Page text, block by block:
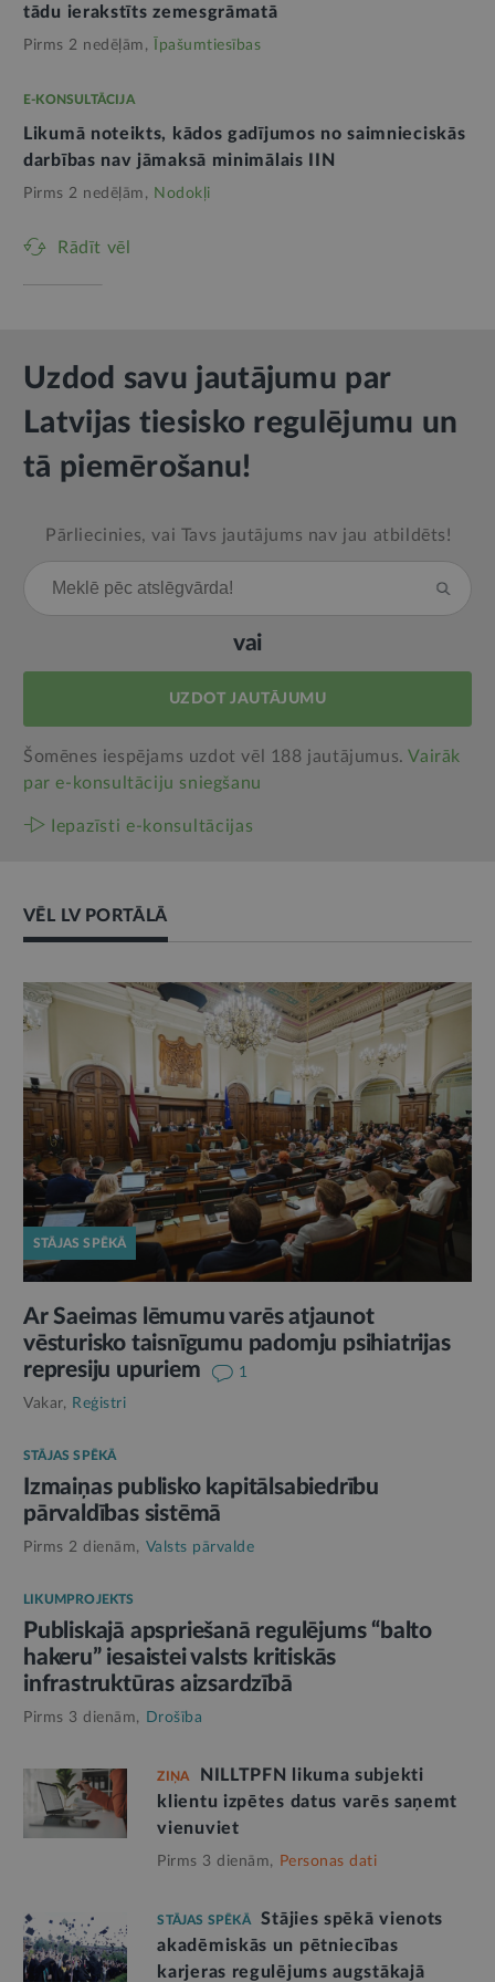
tādu ierakstīts zemesgrāmatā
Pirms 2 nedēļām, Īpašumtiesības
E-KONSULTĀCIJA
Likumā noteikts, kādos gadījumos no saimnieciskās
darbības nav jāmaksā minimālais IIN
Pirms 2 nedēļām, Nodokļi
Rādīt vēl
Uzdod savu jautājumu par
Latvijas tiesisko regulējumu un
tā piemērošanu!
Pārliecinies, vai Tavs jautājums nav jau atbildēts!
vai
UZDOT JAUTĀJUMU
Šomēnes iespējams uzdot vēl 188 jautājumus.Vairāk
par e‑konsultāciju sniegšanu
Iepazīsti e-konsultācijas
VĒL LV PORTĀLĀ
STĀJAS SPĒKĀ
Ar Saeimas lēmumu varēs atjaunot
vēsturisko taisnīgumu padomju psihiatrijas
represiju upuriem
1
Vakar, Reģistri
STĀJAS SPĒKĀ
Izmaiņas publisko kapitālsabiedrību
pārvaldības sistēmā
Pirms 2 dienām, Valsts pārvalde
LIKUMPROJEKTS
Publiskajā apspriešanā regulējums “balto
hakeru” iesaistei valsts kritiskās
infrastruktūras aizsardzībā
Pirms 3 dienām, Drošība
ZIŅA
NILLTPFN likuma subjekti
klientu izpētes datus varēs saņemt
vienuviet
Pirms 3 dienām, Personas dati
STĀJAS SPĒKĀ
Stājies spēkā vienots
akadēmiskās un pētniecības
karjeras regulējums augstākajā